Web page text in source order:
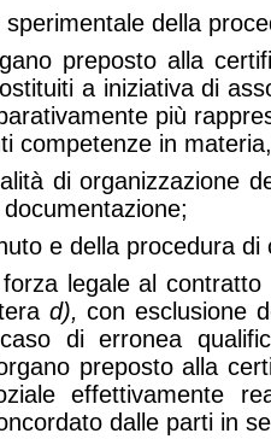
della
preposto alla
a iniziativa di
più
competenze in
di organizzazione
e della procedura di
legale al
d), con esclusione
di erronea
preposto alla
effettivamente
dalle parti in